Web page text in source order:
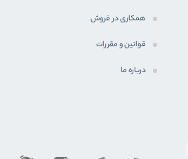
همکاری در فروش
قوانین و مقررات
درباره ما